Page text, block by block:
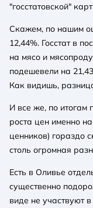
"госстатовской"
Скажем, по нашим
12,44%. Госстат в
на мясо и
подешевели на
Как видишь,
И все же, по итогам
роста цен именно
ценников) гораздо
столь огромная
Есть в Оливье
существенно
виде не участвуют